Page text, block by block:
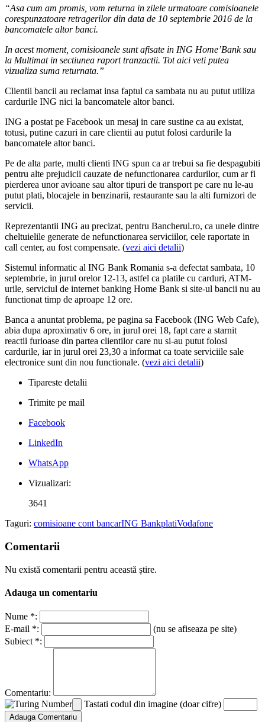
“Asa cum am promis, vom returna in zilele urmatoare comisioanele
corespunzatoare retragerilor din data de 10 septembrie 2016 de la
bancomatele altor banci.
In acest moment, comisioanele sunt afisate in ING Home’Bank sau
la Multimat in sectiunea raport tranzactii. Tot aici veti putea
vizualiza suma returnata.”
Clientii bancii au reclamat insa faptul ca sambata nu au putut utiliza
cardurile ING nici la bancomatele altor banci.
ING a postat pe Facebook un mesaj in care sustine ca au existat,
totusi, putine cazuri in care clientii au putut folosi cardurile la
bancomatele altor banci.
Pe de alta parte, multi clienti ING spun ca ar trebui sa fie despagubiti
pentru alte prejudicii cauzate de nefunctionarea cardurilor, cum ar fi
pierderea unor avioane sau altor tipuri de transport pe care nu le-au
putut plati, blocajele in benzinarii, restaurante sau la alti furnizori de
servicii.
Reprezentantii ING au precizat, pentru Bancherul.ro, ca unele dintre
cheltuielile generate de nefunctionarea serviciilor, cele raportate in
call center, au fost compensate. (vezi aici detalii)
Sistemul informatic al ING Bank Romania s-a defectat sambata, 10
septembrie, in jurul orelor 12-13, astfel ca platile cu carduri, ATM-
urile, serviciul de internet banking Home Bank si site-ul bancii nu au
functionat timp de aproape 12 ore.
Banca a anuntat problema, pe pagina sa Facebook (ING Web Cafe),
abia dupa aproximativ 6 ore, in jurul orei 18, fapt care a starnit
reactii furioase din partea clientilor care nu si-au putut folosi
cardurile, iar in jurul orei 23,30 a informat ca toate serviciile sale
electronice sunt din nou functionale. (vezi aici detalii)
Tipareste detalii
Trimite pe mail
Facebook
LinkedIn
WhatsApp
Vizualizari:
3641
Taguri: comisioane cont bancarING BankplatiVodafone
Comentarii
Nu există comentarii pentru această știre.
Adauga un comentariu
Nume *:
E-mail *:
(nu se afiseaza pe site)
Subiect *:
Comentariu:
Tastati codul din imagine (doar cifre)